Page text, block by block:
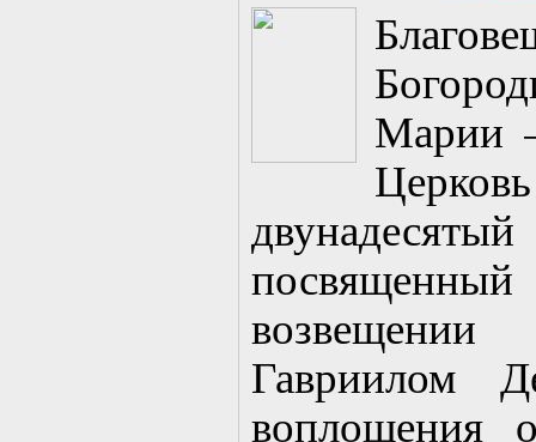
Марии
Гавриилом
воплощения